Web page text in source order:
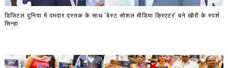
डिजिटल दुनिया में दमदार दस्तक के साथ 'बेस्ट सोशल मीडिया क्रिएटर' बने खीरी के स्पर्श
सिन्हा